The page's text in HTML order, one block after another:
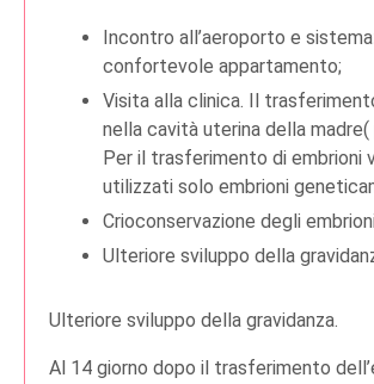
Incontro all’aeroporto e
confortevole appartamento;
Visita alla clinica. Il
nella cavità uterina della madre(
Per il trasferimento di embrioni
utilizzati solo embrioni
Crioconservazione degli
Ulteriore sviluppo della
Ulteriore sviluppo della gravidanza.
Al 14 giorno dopo il trasferimento